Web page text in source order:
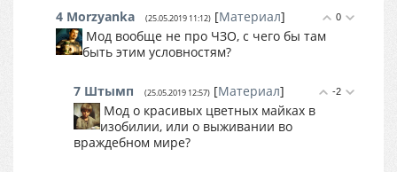
0
4 Morzyanka (25.05.2019 11:12) [Материал]
Мод вообще не про ЧЗО, с чего бы там
быть этим условностям?
-2
7 Штымп (25.05.2019 12:57) [Материал]
Мод о красивых цветных майках в
изобилии, или о выживании во
враждебном мире?